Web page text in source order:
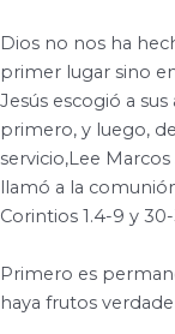
Dios no nos ha
primer lugar sino
Jesús escogió a
primero, y luego,
servicio,Lee Marcos
llamó a la
Corintios 1.4-9 y 30-
Primero es
haya frutos